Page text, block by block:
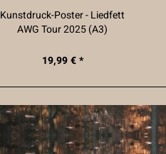
Kunstdruck-Poster - Liedfett
AWG Tour 2025 (A3)
19,99 € *